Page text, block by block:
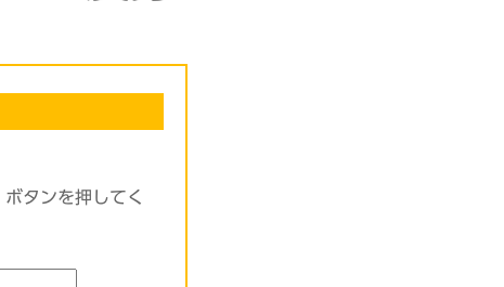
タンを押してく